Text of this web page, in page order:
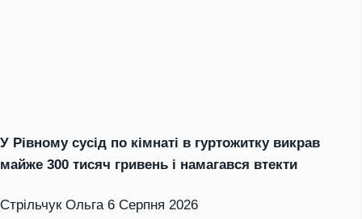
У Рівному сусід по кімнаті в гуртожитку викрав
майже 300 тисяч гривень і намагався втекти
Стрільчук Ольга 6 Серпня 2026